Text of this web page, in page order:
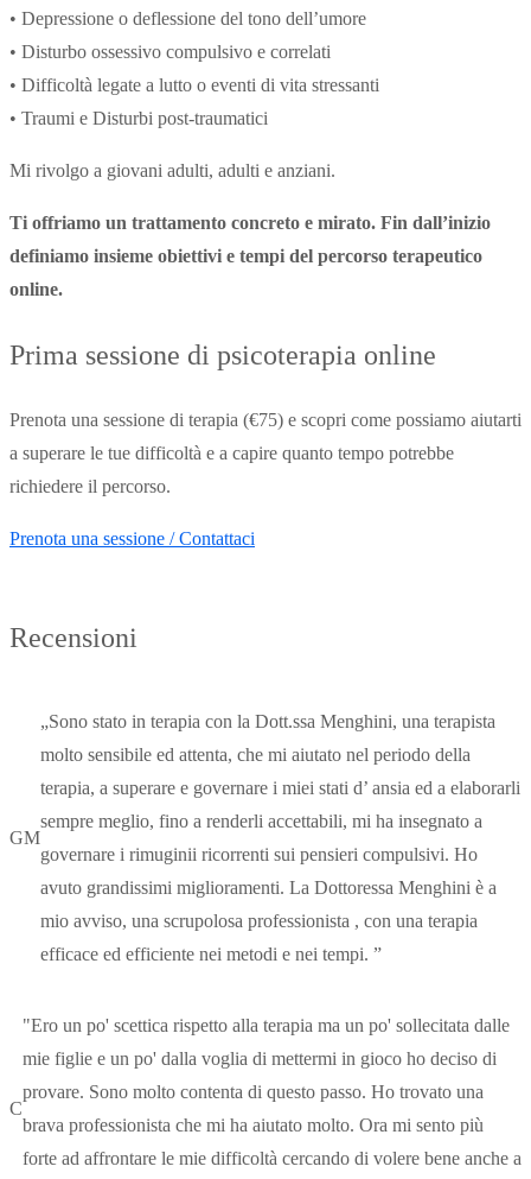
• Depressione o deflessione del tono dell’umore
• Disturbo ossessivo compulsivo e correlati
• Difficoltà legate a lutto o eventi di vita stressanti
• Traumi e Disturbi post-traumatici
Mi rivolgo a giovani adulti, adulti e anziani.
Ti offriamo un trattamento concreto e mirato. Fin dall’inizio
definiamo insieme obiettivi e tempi del percorso terapeutico
online.
Prima sessione di psicoterapia online
Prenota una sessione di terapia (€75) e scopri come possiamo aiutarti
a superare le tue difficoltà e a capire quanto tempo potrebbe
richiedere il percorso.
Prenota una sessione / Contattaci
Recensioni
GM
„Sono stato in terapia con la Dott.ssa Menghini, una terapista
molto sensibile ed attenta, che mi aiutato nel periodo della
terapia, a superare e governare i miei stati d’ ansia ed a elaborarli
sempre meglio, fino a renderli accettabili, mi ha insegnato a
governare i rimuginii ricorrenti sui pensieri compulsivi. Ho
avuto grandissimi miglioramenti. La Dottoressa Menghini è a
mio avviso, una scrupolosa professionista , con una terapia
efficace ed efficiente nei metodi e nei tempi. ”
C
"Ero un po' scettica rispetto alla terapia ma un po' sollecitata dalle
mie figlie e un po' dalla voglia di mettermi in gioco ho deciso di
provare. Sono molto contenta di questo passo. Ho trovato una
brava professionista che mi ha aiutato molto. Ora mi sento più
forte ad affrontare le mie difficoltà cercando di volere bene anche a